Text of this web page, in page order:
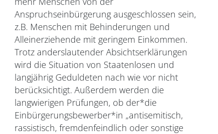
Anspruchseinbürgerung ausgeschlossen sein,
z.B. Menschen mit Behinderungen und
Alleinerziehende mit geringem Einkommen.
Trotz anderslautender Absichtserklärungen
wird die Situation von Staatenlosen und
langjährig Geduldeten nach wie vor nicht
berücksichtigt. Außerdem werden die
langwierigen Prüfungen, ob der*die
Einbürgerungsbewerber*in „antisemitisch,
rassistisch, fremdenfeindlich oder sonstige